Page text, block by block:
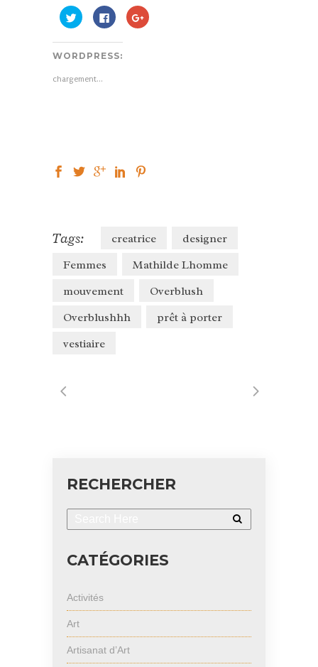
Cliquez
pour
partager
sur
dans
nouvelle
fenêtre)
Cliquez
pour
partager
sur
dans
Cliquez
pour
WORDPRESS:
chargement…
Tags: creatrice
designer
Femmes
Mathilde Lhomme
mouvement
Overblush
Overblushhh
prêt à porter
vestiaire
RECHERCHER
CATÉGORIES
Activités
Art
Artisanat d’Art